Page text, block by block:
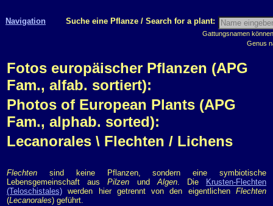
Navigation Suche eine Pflanze / Search for a plant:
Gattungsnamen
Genus
Fotos europäischer Pflanzen (APG
Fam., alfab. sortiert):
Photos of European Plants (APG
Fam., alphab. sorted):
Lecanorales \ Flechten / Lichens
Flechten sind keine Pflanzen, sondern eine symbiotische
Lebensgemeinschaft ausPilzen undAlgen. Die
Krusten-Flechten
(Teloschistales) werden hier getrennt von den eigentlichen Flechten
(Lecanorales) geführt.